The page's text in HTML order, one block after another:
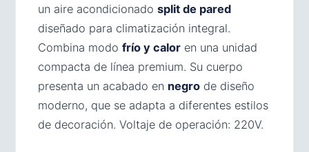
un aire acondicionado split de pared
diseñado para climatización integral.
Combina modo frío y calor en una unidad
compacta de línea premium. Su cuerpo
presenta un acabado en negro de diseño
moderno, que se adapta a diferentes estilos
de decoración. Voltaje de operación: 220V.